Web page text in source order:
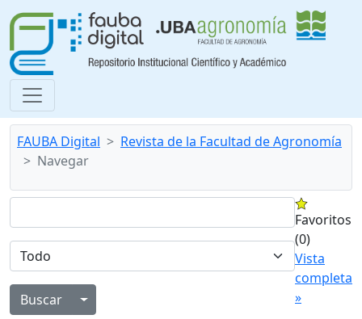
FAUBA Digital
Revista de la Facultad de Agronomía
Navegar
Alternar menú desplegable
Favoritos
(0)
Vista
completa
»